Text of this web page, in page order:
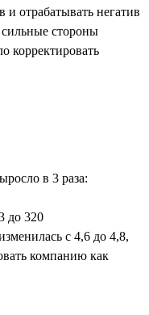
и отрабатывать негатив
сильные стороны
корректировать
в 3 раза:
до 320
с 4,6 до 4,8,
компанию как